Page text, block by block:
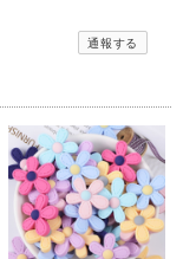
通報する